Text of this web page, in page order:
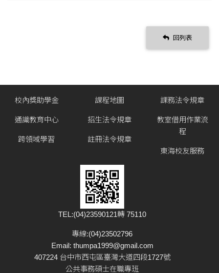
回列表
校內獎助學金
通識教育中心
跨領域學習
課程地圖
招生法令規章
註冊法令規章
課務法令規章
教室借用作業流
程
東海校友服務
TEL:(04)23590121轉 75110
專線:(04)23502796
Email: thumpa1999@gmail.com
407224 台中市西屯區臺灣大道四段1727號
公共事務碩士在職專班